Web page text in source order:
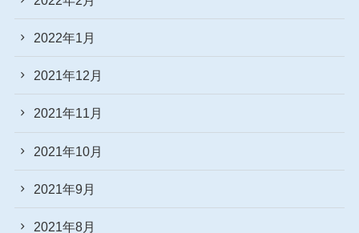
2022年1月
2021年12月
2021年11月
2021年10月
2021年9月
2021年8月